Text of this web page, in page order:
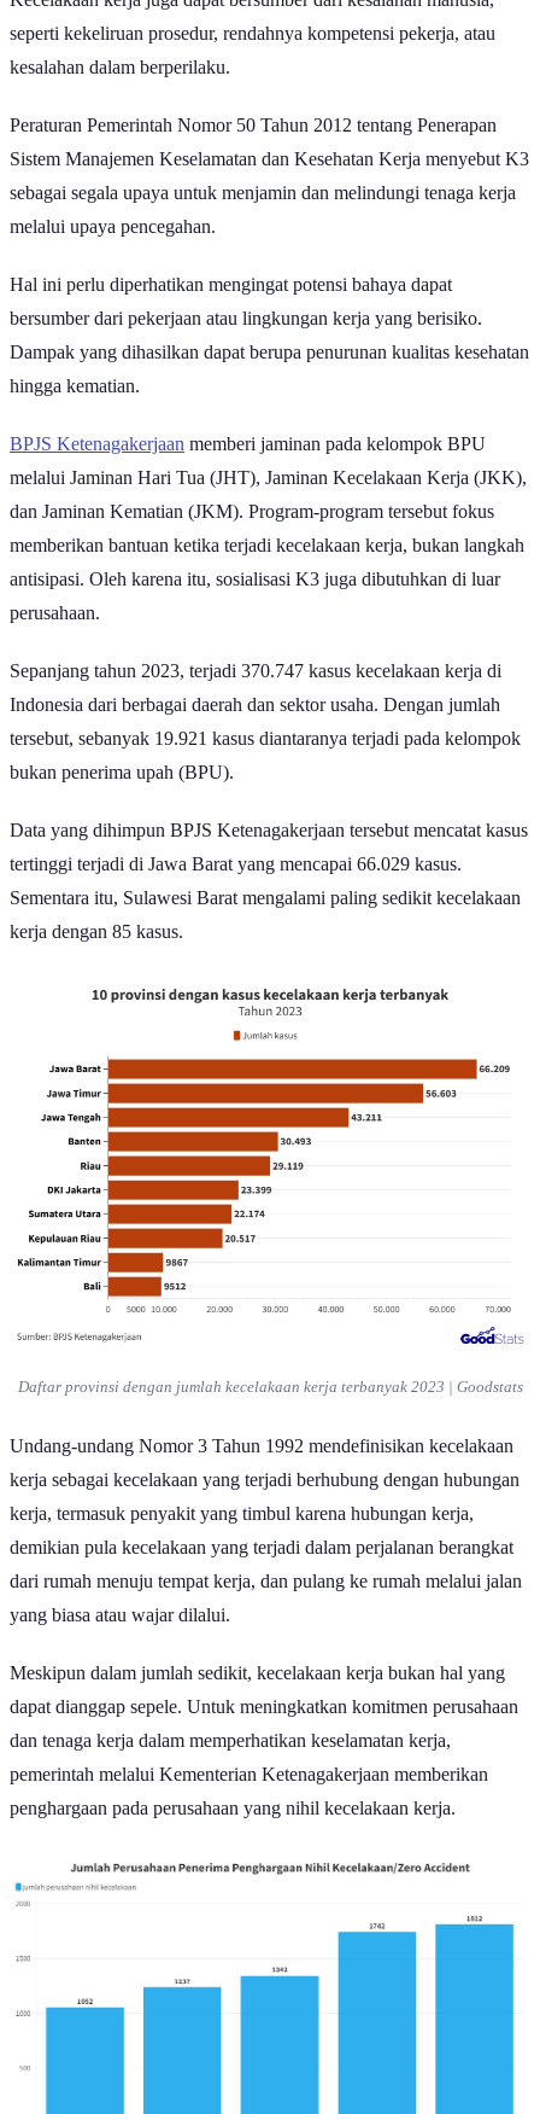
seperti kekeliruan prosedur, rendahnya kompetensi pekerja, atau
kesalahan dalam berperilaku.
Peraturan Pemerintah Nomor 50 Tahun 2012 tentang Penerapan
Sistem Manajemen Keselamatan dan Kesehatan Kerja menyebut K3
sebagai segala upaya untuk menjamin dan melindungi tenaga kerja
melalui upaya pencegahan.
Hal ini perlu diperhatikan mengingat potensi bahaya dapat
bersumber dari pekerjaan atau lingkungan kerja yang berisiko.
Dampak yang dihasilkan dapat berupa penurunan kualitas kesehatan
hingga kematian.
BPJS Ketenagakerjaan memberi jaminan pada kelompok BPU
melalui Jaminan Hari Tua (JHT), Jaminan Kecelakaan Kerja (JKK),
dan Jaminan Kematian (JKM). Program-program tersebut fokus
memberikan bantuan ketika terjadi kecelakaan kerja, bukan langkah
antisipasi. Oleh karena itu, sosialisasi K3 juga dibutuhkan di luar
perusahaan.
Sepanjang tahun 2023, terjadi 370.747 kasus kecelakaan kerja di
Indonesia dari berbagai daerah dan sektor usaha. Dengan jumlah
tersebut, sebanyak 19.921 kasus diantaranya terjadi pada kelompok
bukan penerima upah (BPU).
Data yang dihimpun BPJS Ketenagakerjaan tersebut mencatat kasus
tertinggi terjadi di Jawa Barat yang mencapai 66.029 kasus.
Sementara itu, Sulawesi Barat mengalami paling sedikit kecelakaan
kerja dengan 85 kasus.
Daftar provinsi dengan jumlah kecelakaan kerja terbanyak 2023 | Goodstats
Undang-undang Nomor 3 Tahun 1992 mendefinisikan kecelakaan
kerja sebagai kecelakaan yang terjadi berhubung dengan hubungan
kerja, termasuk penyakit yang timbul karena hubungan kerja,
demikian pula kecelakaan yang terjadi dalam perjalanan berangkat
dari rumah menuju tempat kerja, dan pulang ke rumah melalui jalan
yang biasa atau wajar dilalui.
Meskipun dalam jumlah sedikit, kecelakaan kerja bukan hal yang
dapat dianggap sepele. Untuk meningkatkan komitmen perusahaan
dan tenaga kerja dalam memperhatikan keselamatan kerja,
pemerintah melalui Kementerian Ketenagakerjaan memberikan
penghargaan pada perusahaan yang nihil kecelakaan kerja.